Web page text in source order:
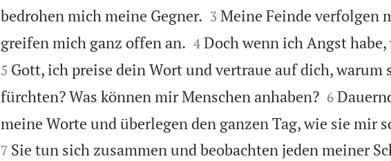
bedrohen mich meine Gegner.
3 Meine Feinde verfolgen
greifen mich ganz offen an.
4 Doch wenn ich Angst
5 Gott, ich preise dein Wort und vertraue auf dich,
fürchten? Was können mir Menschen anhaben?
6
meine Worte und überlegen den ganzen Tag, wie sie mir
7 Sie tun sich zusammen und beobachten jeden meiner